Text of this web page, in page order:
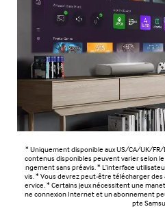
* Uniquement disponible aux US/CA/UK/
contenus disponibles peuvent varier selon
ngement sans préavis. * L'interface
vis. * Vous devrez peut-être télécharger
ervice. * Certains jeux nécessitent une
ne connexion Internet et un abonnement
pte